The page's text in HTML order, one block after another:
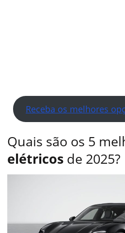
Receba os melhores
Quais são os 5
elétricos de 2025?